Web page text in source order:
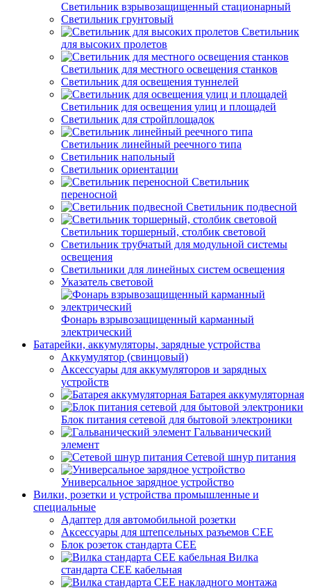
Светильник взрывозащищенный стационарный
Светильник грунтовый
Светильник
для высоких пролетов
Светильник для местного освещения станков
Светильник для освещения туннелей
Светильник для освещения улиц и площадей
Светильник для стройплощадок
Светильник линейный реечного типа
Светильник напольный
Светильник ориентации
Светильник
переносной
Светильник подвесной
Светильник торшерный, столбик световой
Светильник трубчатый для модульной системы
освещения
Светильники для линейных систем освещения
Указатель световой
Фонарь взрывозащищенный карманный
электрический
Батарейки, аккумуляторы, зарядные устройства
Аккумулятор (свинцовый)
Аксессуары для аккумуляторов и зарядных
устройств
Батарея аккумуляторная
Блок питания сетевой для бытовой электроники
Гальванический
элемент
Сетевой шнур питания
Универсальное зарядное устройство
Вилки, розетки и устройства промышленные и
специальные
Адаптер для автомобильной розетки
Аксессуары для штепсельных разъемов CEE
Блок розеток стандарта CEE
Вилка
стандарта CEE кабельная